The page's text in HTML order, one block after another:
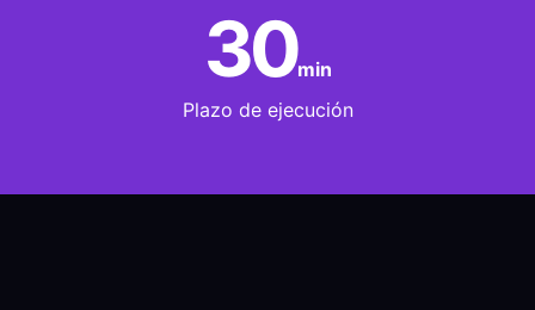
30min
Plazo de ejecución